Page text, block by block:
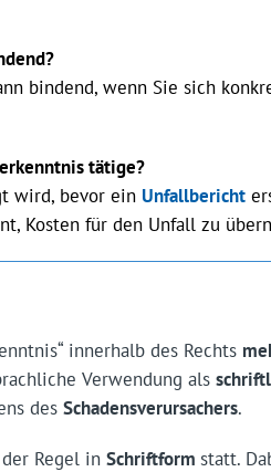
bindend, wenn Sie sich
tätige?
wird, bevor ein Unfallbericht
Kosten für den Unfall zu
innerhalb des Rechts
Verwendung als
des Schadensverursachers.
Regel in Schriftform statt.